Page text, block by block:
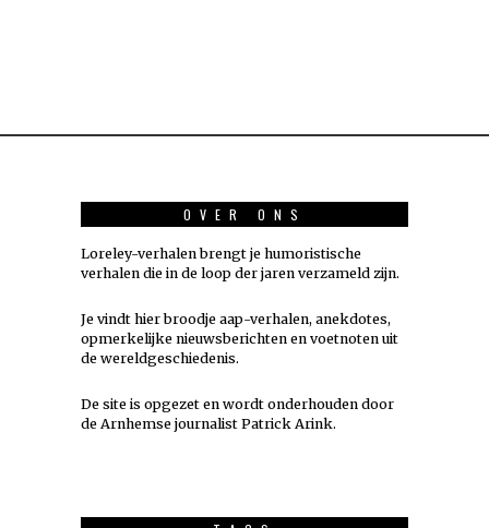
OVER ONS
Loreley-verhalen brengt je humoristische
verhalen die in de loop der jaren verzameld zijn.
Je vindt hier broodje aap-verhalen, anekdotes,
opmerkelijke nieuwsberichten en voetnoten uit
de wereldgeschiedenis.
De site is opgezet en wordt onderhouden door
de Arnhemse journalist Patrick Arink.